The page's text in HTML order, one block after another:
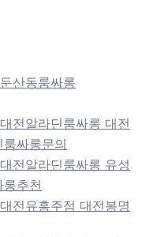
산동룸싸롱
전알라딘룸싸롱 대전
싸롱문의
전알라딘룸싸롱 유성
추천
전유흥주점 대전봉명